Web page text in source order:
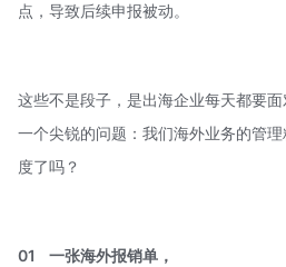
点，导致后续申报被动。
这些不是段子，是出海企业每天都要
一个尖锐的问题：我们海外业务的管
度了吗？
01 一张海外报销单，